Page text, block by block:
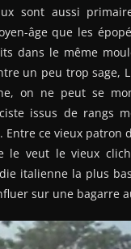
sont aussi
âge que les
dans le même
un peu trop sage,
on ne peut se
issus de rangs
ce vieux
le veut le vieux
italienne la plus
sur une bagarre